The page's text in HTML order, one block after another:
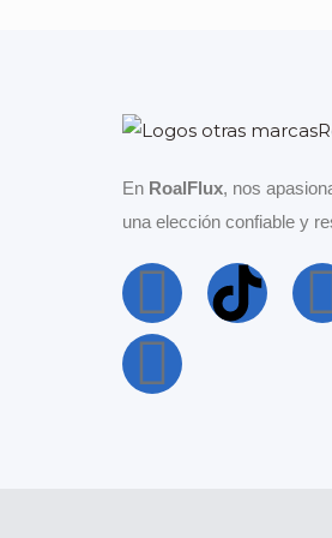
En RoalFlux, nos
una elección confiable y